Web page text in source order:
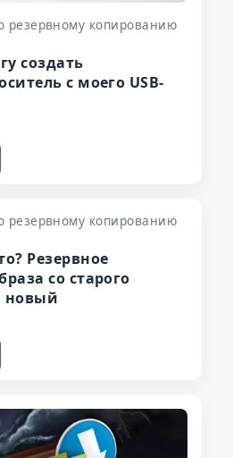
резервному копированию
создать
с моего USB-
резервному копированию
Резервное
со старого
новый